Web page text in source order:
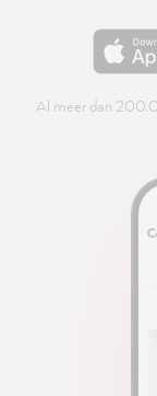
Al meer dan